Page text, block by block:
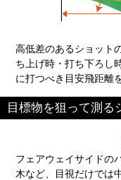
高低差のあるショット
ち上げ時・打ち下ろし
に打つべき目安飛距離
目標物を狙って測る
フェアウェイサイドの
木など、目視だけでは